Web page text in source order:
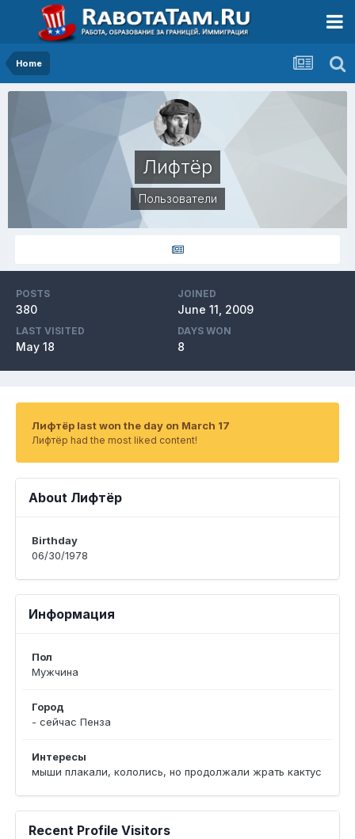
Home
Лифтёр
Пользователи
POSTS
380
JOINED
June 11, 2009
LAST VISITED
May 18
DAYS WON
8
Лифтёр last won the day on March 17
Лифтёр had the most liked content!
About Лифтёр
Birthday
06/30/1978
Информация
Пол
Мужчина
Город
- сейчас Пенза
Интересы
мыши плакали, кололись, но продолжали жрать кактус
Recent Profile Visitors